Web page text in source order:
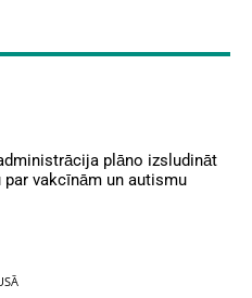
plāno izsludināt
par vakcīnām un autismu